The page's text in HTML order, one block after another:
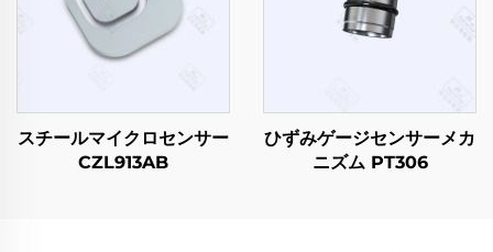
スチールマイクロセンサー
CZL913AB
ひずみゲージセンサーメカ
ニズム PT306